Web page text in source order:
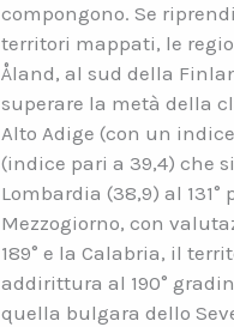
compongono. Se
territori mappati, le
Åland, al sud della
superare la metà della
Alto Adige (con un
(indice pari a 39,4) che
Lombardia (38,9) al
Mezzogiorno, con
189° e la Calabria, il
addirittura al 190°
quella bulgara dello